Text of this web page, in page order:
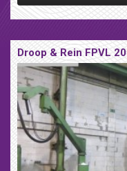
Droop & Rein FPVL